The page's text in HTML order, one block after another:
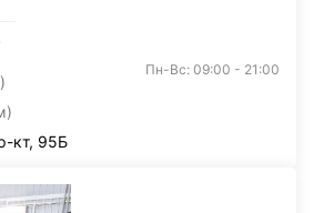
Пн-Вс: 09:00 - 21:00
кт, 95Б